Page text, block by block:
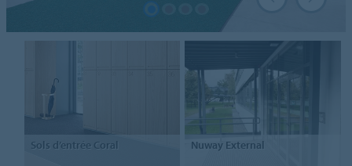
Sols d’entréeCoral Nuway External